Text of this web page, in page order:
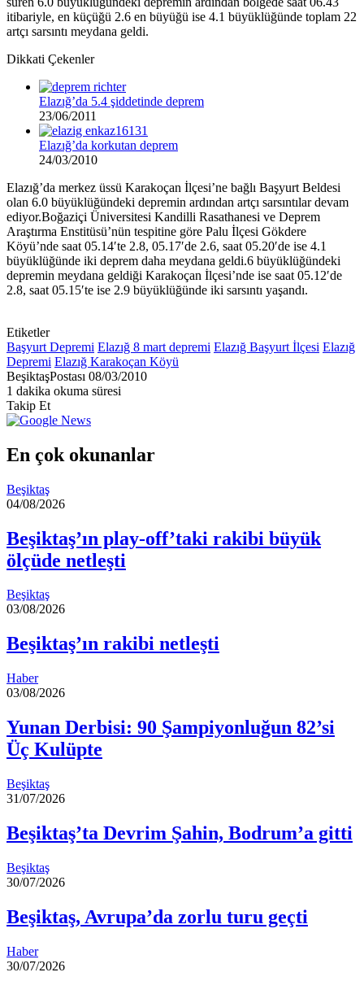
itibariyle, en küçüğü 2.6 en büyüğü ise 4.1 büyüklüğünde toplam 22
artçı sarsıntı meydana geldi.
Dikkati Çekenler
Elazığ’da 5.4 şiddetinde deprem
23/06/2011
Elazığ’da korkutan deprem
24/03/2010
Elazığ’da merkez üssü Karakoçan İlçesi’ne bağlı Başyurt Beldesi
olan 6.0 büyüklüğündeki depremin ardından artçı sarsıntılar devam
ediyor.Boğaziçi Üniversitesi Kandilli Rasathanesi ve Deprem
Araştırma Enstitüsü’nün tespitine göre Palu İlçesi Gökdere
Köyü’nde saat 05.14′te 2.8, 05.17′de 2.6, saat 05.20′de ise 4.1
büyüklüğünde iki deprem daha meydana geldi.6 büyüklüğündeki
depremin meydana geldiği Karakoçan İlçesi’nde ise saat 05.12′de
2.8, saat 05.15′te ise 2.9 büyüklüğünde iki sarsıntı yaşandı.
Etiketler
Başyurt Depremi Elazığ 8 mart depremi Elazığ Başyurt İlçesi Elazığ
Depremi Elazığ Karakoçan Köyü
BeşiktaşPostası Bir
e-
göndermek
08/03/2010
1 dakika okuma süresi
Takip Et
En çok okunanlar
Beşiktaş
04/08/2026
Beşiktaş’ın play-off’taki rakibi büyük
ölçüde netleşti
Beşiktaş
03/08/2026
Beşiktaş’ın rakibi netleşti
Haber
03/08/2026
Yunan Derbisi: 90 Şampiyonluğun 82’si
Üç Kulüpte
Beşiktaş
31/07/2026
Beşiktaş’ta Devrim Şahin, Bodrum’a gitti
Beşiktaş
30/07/2026
Beşiktaş, Avrupa’da zorlu turu geçti
Haber
30/07/2026